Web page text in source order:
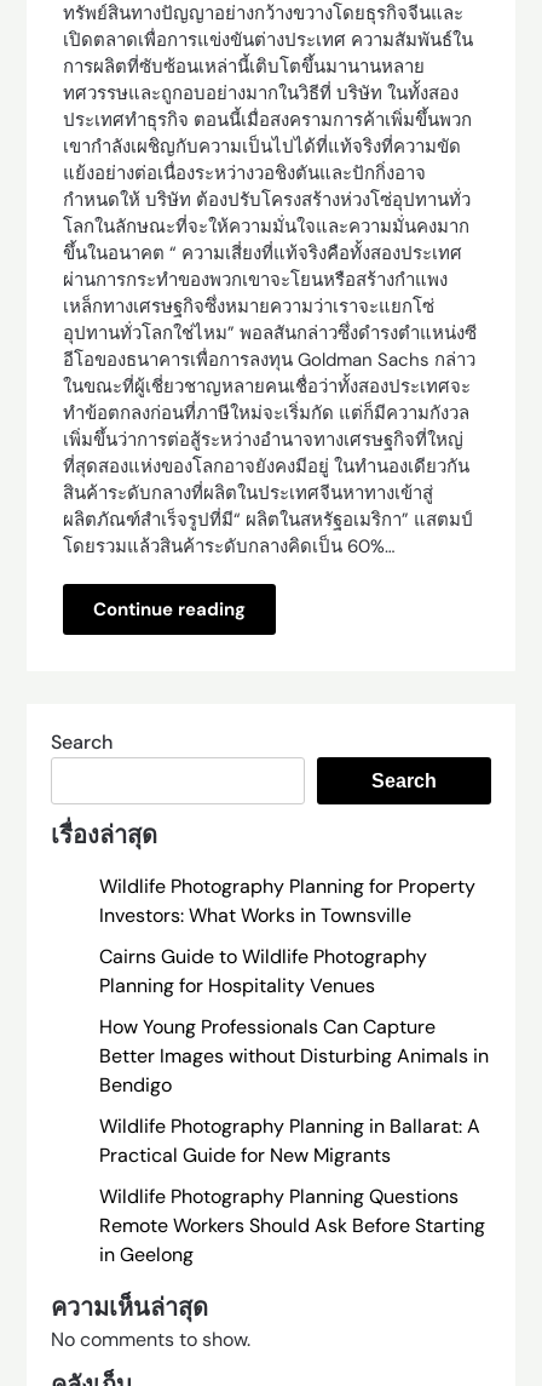
ทรัพย์สินทางปัญญาอย่างกว้างขวางโดยธุรกิจจีนและ
เปิดตลาดเพื่อการแข่งขันต่างประเทศ ความสัมพันธ์ใน
การผลิตที่ซับซ้อนเหล่านี้เติบโตขึ้นมานานหลาย
ทศวรรษและถูกอบอย่างมากในวิธีที่ บริษัท ในทั้งสอง
ประเทศทำธุรกิจ ตอนนี้เมื่อสงครามการค้าเพิ่มขึ้นพวก
เขากำลังเผชิญกับความเป็นไปได้ที่แท้จริงที่ความขัด
แย้งอย่างต่อเนื่องระหว่างวอชิงตันและปักกิ่งอาจ
กำหนดให้ บริษัท ต้องปรับโครงสร้างห่วงโซ่อุปทานทั่ว
โลกในลักษณะที่จะให้ความมั่นใจและความมั่นคงมาก
ขึ้นในอนาคต “ ความเสี่ยงที่แท้จริงคือทั้งสองประเทศ
ผ่านการกระทำของพวกเขาจะโยนหรือสร้างกำแพง
เหล็กทางเศรษฐกิจซึ่งหมายความว่าเราจะแยกโซ่
อุปทานทั่วโลกใช่ไหม” พอลสันกล่าวซึ่งดำรงตำแหน่งซี
อีโอของธนาคารเพื่อการลงทุน Goldman Sachs กล่าว
ในขณะที่ผู้เชี่ยวชาญหลายคนเชื่อว่าทั้งสองประเทศจะ
ทำข้อตกลงก่อนที่ภาษีใหม่จะเริ่มกัด แต่ก็มีความกังวล
เพิ่มขึ้นว่าการต่อสู้ระหว่างอำนาจทางเศรษฐกิจที่ใหญ่
ที่สุดสองแห่งของโลกอาจยังคงมีอยู่ ในทำนองเดียวกัน
สินค้าระดับกลางที่ผลิตในประเทศจีนหาทางเข้าสู่
ผลิตภัณฑ์สำเร็จรูปที่มี“ ผลิตในสหรัฐอเมริกา” แสตมป์
โดยรวมแล้วสินค้าระดับกลางคิดเป็น 60%…
Continue reading
Search
Search
เรื่องล่าสุด
Wildlife Photography Planning for Property
Investors: What Works in Townsville
Cairns Guide to Wildlife Photography
Planning for Hospitality Venues
How Young Professionals Can Capture
Better Images without Disturbing Animals in
Bendigo
Wildlife Photography Planning in Ballarat: A
Practical Guide for New Migrants
Wildlife Photography Planning Questions
Remote Workers Should Ask Before Starting
in Geelong
ความเห็นล่าสุด
No comments to show.